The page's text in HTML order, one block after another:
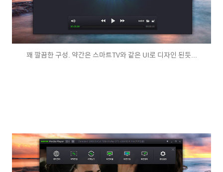
꽤 깔끔한 구성. 약간은 스마트TV와 같은 UI로 디자인 된듯...